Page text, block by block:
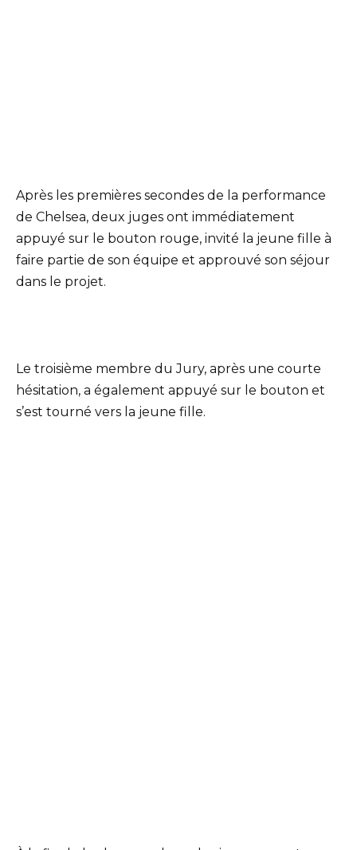
Après les premières secondes de la performance
de Chelsea, deux juges ont immédiatement
appuyé sur le bouton rouge, invité la jeune fille à
faire partie de son équipe et approuvé son séjour
dans le projet.
Le troisième membre du Jury, après une courte
hésitation, a également appuyé sur le bouton et
s’est tourné vers la jeune fille.